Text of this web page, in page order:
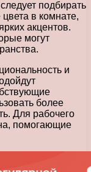
подбирать
в комнате,
акцентов.
могут
и
более
Для рабочего
помогающие